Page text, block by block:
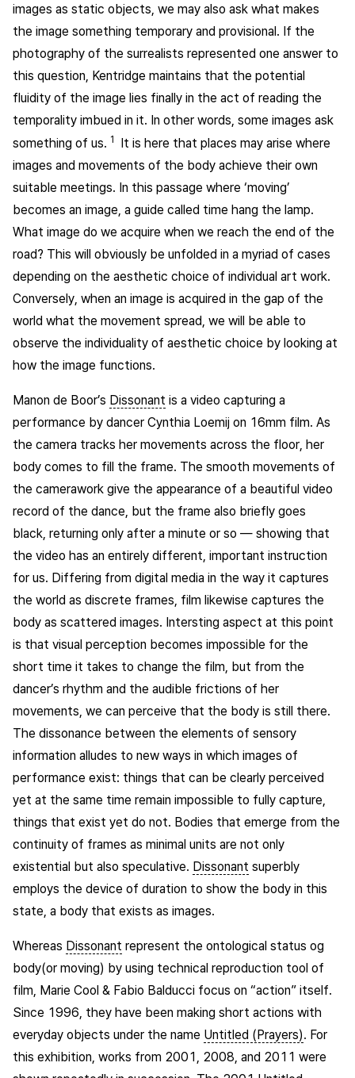
images as static objects, we may also ask what makes
the image something temporary and provisional. If the
photography of the surrealists represented one answer to
this question, Kentridge maintains that the potential
fluidity of the image lies finally in the act of reading the
temporality imbued in it. In other words, some images ask
something of us. 1
It is here that places may arise where
images and movements of the body achieve their own
suitable meetings. In this passage where ‘moving’
becomes an image, a guide called time hang the lamp.
What image do we acquire when we reach the end of the
road? This will obviously be unfolded in a myriad of cases
depending on the aesthetic choice of individual art work.
Conversely, when an image is acquired in the gap of the
world what the movement spread, we will be able to
observe the individuality of aesthetic choice by looking at
how the image functions.
Manon de Boor’s Dissonant is a video capturing a
performance by dancer Cynthia Loemij on 16mm film. As
the camera tracks her movements across the floor, her
body comes to fill the frame. The smooth movements of
the camerawork give the appearance of a beautiful video
record of the dance, but the frame also briefly goes
black, returning only after a minute or so — showing that
the video has an entirely different, important instruction
for us. Differing from digital media in the way it captures
the world as discrete frames, film likewise captures the
body as scattered images. Intersting aspect at this point
is that visual perception becomes impossible for the
short time it takes to change the film, but from the
dancer’s rhythm and the audible frictions of her
movements, we can perceive that the body is still there.
The dissonance between the elements of sensory
information alludes to new ways in which images of
performance exist: things that can be clearly perceived
yet at the same time remain impossible to fully capture,
things that exist yet do not. Bodies that emerge from the
continuity of frames as minimal units are not only
existential but also speculative. Dissonant superbly
employs the device of duration to show the body in this
state, a body that exists as images.
Whereas Dissonant represent the ontological status og
body(or moving) by using technical reproduction tool of
film, Marie Cool & Fabio Balducci focus on “action” itself.
Since 1996, they have been making short actions with
everyday objects under the name Untitled (Prayers). For
this exhibition, works from 2001, 2008, and 2011 were